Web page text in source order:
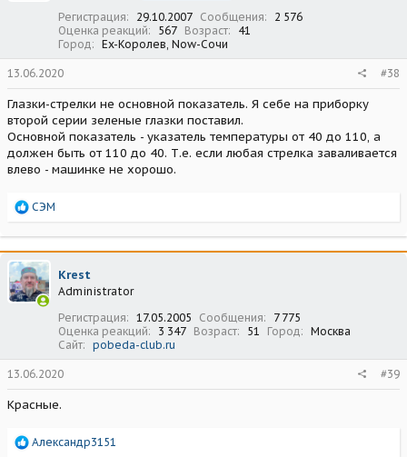
Регистрация 29.10.2007 Сообщения
2 576
Оценка реакций
567 Возраст
41
Город
Ex-Королев, Now-Сочи
13.06.2020 #38
Глазки-стрелки не основной показатель. Я себе на приборку
второй серии зеленые глазки поставил.
Основной показатель - указатель температуры от 40 до 110, а
должен быть от 110 до 40. Т.е. если любая стрелка заваливается
влево - машинке не хорошо.
Р
а
к
ц
и
и
СЭМ
Krest
Administrator
Регистрация
17.05.2005 Сообщения
7 775
Оценка реакций
3 347 Возраст 51 Город
Москва
Сайт
pobeda-club.ru
13.06.2020 #39
Красные.
Р
Александр3151